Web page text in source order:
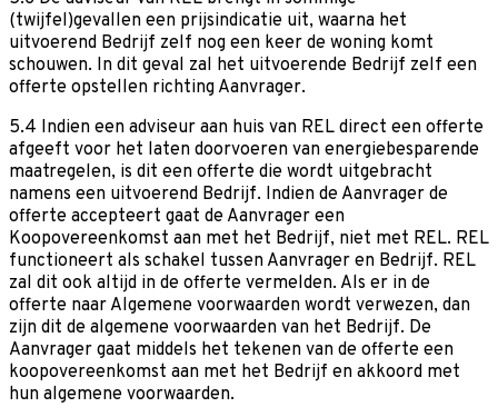
(twijfel)gevallen een prijsindicatie uit, waarna het
uitvoerend Bedrijf zelf nog een keer de woning komt
schouwen. In dit geval zal het uitvoerende Bedrijf zelf een
offerte opstellen richting Aanvrager.
5.4 Indien een adviseur aan huis van REL direct een offerte
afgeeft voor het laten doorvoeren van energiebesparende
maatregelen, is dit een offerte die wordt uitgebracht
namens een uitvoerend Bedrijf. Indien de Aanvrager de
offerte accepteert gaat de Aanvrager een
Koopovereenkomst aan met het Bedrijf, niet met REL. REL
functioneert als schakel tussen Aanvrager en Bedrijf. REL
zal dit ook altijd in de offerte vermelden. Als er in de
offerte naar Algemene voorwaarden wordt verwezen, dan
zijn dit de algemene voorwaarden van het Bedrijf. De
Aanvrager gaat middels het tekenen van de offerte een
koopovereenkomst aan met het Bedrijf en akkoord met
hun algemene voorwaarden.